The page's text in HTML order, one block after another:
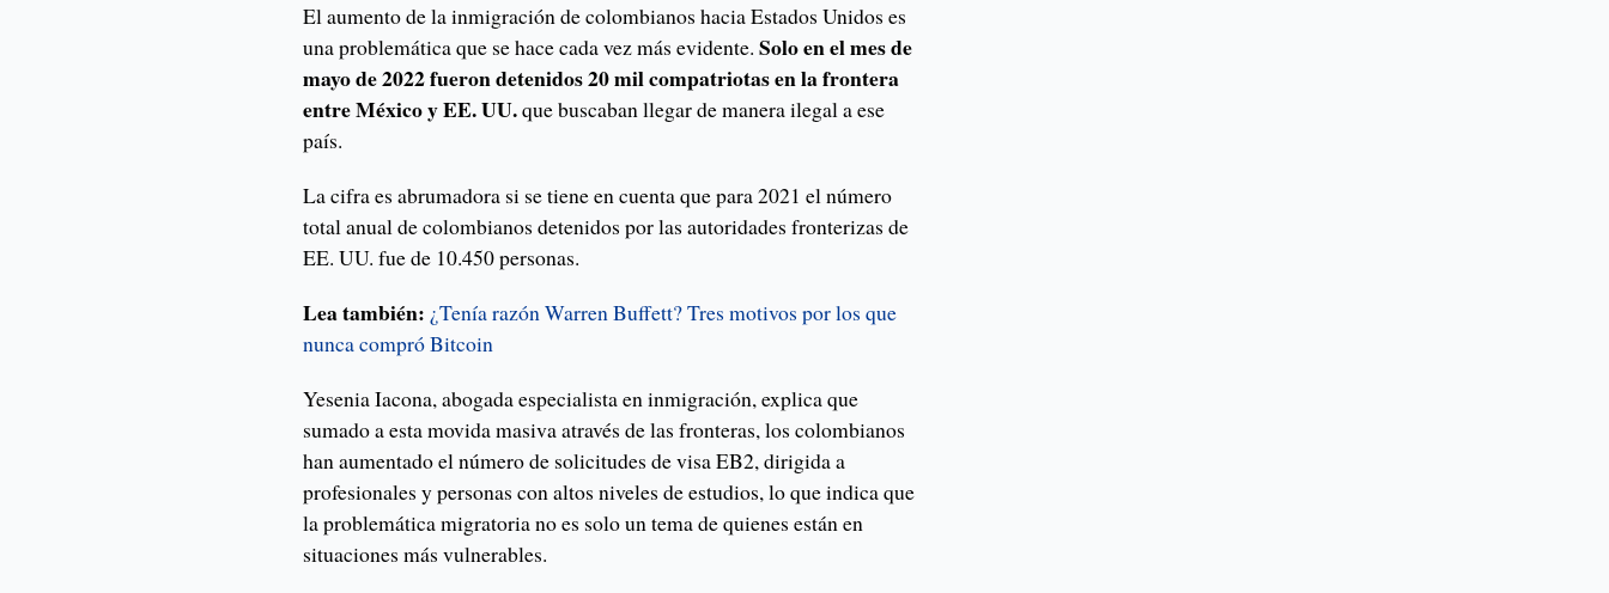
El aumento de la inmigración de colombianos hacia Estados Unidos es
una problemática que se hace cada vez más evidente.Solo en el mes de
mayo de 2022 fueron detenidos 20 mil compatriotas en la frontera
entre México y EE. UU.que buscaban llegar de manera ilegal a ese
país.
La cifra es abrumadora si se tiene en cuenta que para 2021 el número
total anual de colombianos detenidos por las autoridades fronterizas de
EE. UU. fue de 10.450 personas.
Lea también: ¿Tenía razón Warren Buffett? Tres motivos por los que
nunca compró Bitcoin
Yesenia Iacona, abogada especialista en inmigración, explica que
sumado a esta movida masiva através de las fronteras, los colombianos
han aumentado el número de solicitudes de visa EB2, dirigida a
profesionales y personas con altos niveles de estudios, lo que indica que
la problemática migratoria no es solo un tema de quienes están en
situaciones más vulnerables.